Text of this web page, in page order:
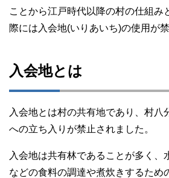
ことから江戸時代以降の村の仕組み
際には入会地(いりあいち)の使用が
入会地とは
入会地とは村の共有地であり、村八
への立ち入りが禁止されました。
入会地は共有林であることが多く、
などの食料の調達や煮炊きするため